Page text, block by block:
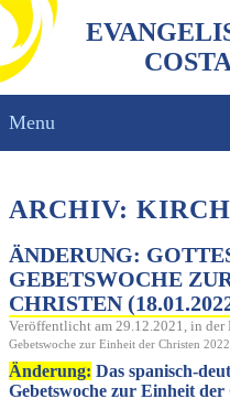
Menu
ARCHIV:
ÄNDERUNG:
GEBETSWOCHE
CHRISTEN
Veröffentlicht am 29.12.2021, in der
Gebetswoche zur Einheit der Christen 2022
Änderung: Das spanisch-
Gebetswoche zur Einheit